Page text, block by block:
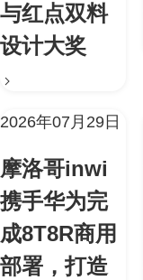
与红点双料
设计大奖
2026年07月29日
摩洛哥inwi
携手华为完
成8T8R商用
部署，打造